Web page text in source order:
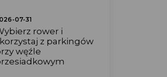
07-31
rower i
z parkingów
węźle